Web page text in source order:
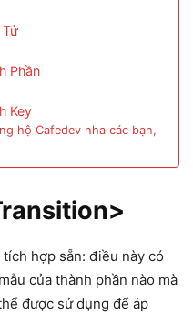
Tử
Phần
Key
hộ Cafedev nha các bạn,
hợp sẵn: điều này có
của thành phần nào mà
được sử dụng để áp